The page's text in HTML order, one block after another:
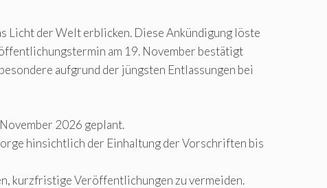
Licht der Welt erblicken. Diese Ankündigung löste
am 19. November bestätigt
aufgrund der jüngsten Entlassungen bei
2026 geplant.
hinsichtlich der Einhaltung der Vorschriften bis
kurzfristige Veröffentlichungen zu vermeiden.